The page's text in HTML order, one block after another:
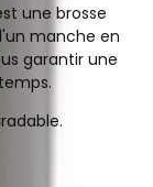
une brosse
manche en
garantir une